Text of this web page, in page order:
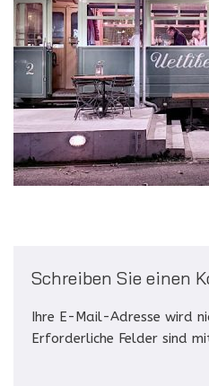
Schreiben Sie einen
Ihre E-Mail-Adresse wird
Erforderliche Felder sind